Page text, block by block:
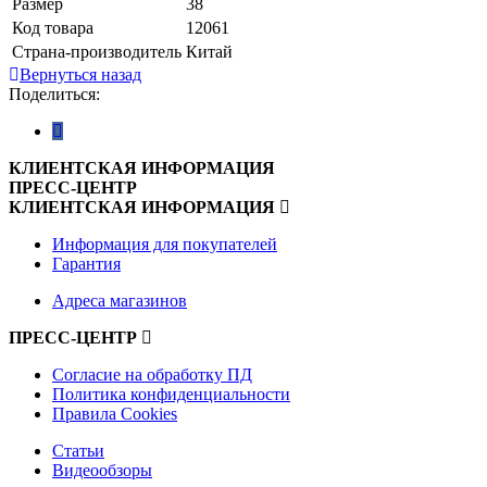
Код товара
12061
Страна-производитель Китай
Вернуться назад
Поделиться:
КЛИЕНТСКАЯ ИНФОРМАЦИЯ
ПРЕСС-ЦЕНТР
КЛИЕНТСКАЯ ИНФОРМАЦИЯ
Информация для покупателей
Гарантия
Адреса магазинов
ПРЕСС-ЦЕНТР
Согласие на обработку ПД
Политика конфиденциальности
Правила Cookies
Статьи
Видеообзоры